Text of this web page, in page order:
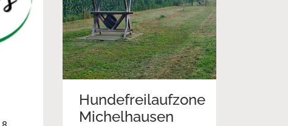
Hundefreilaufzone
Michelhausen